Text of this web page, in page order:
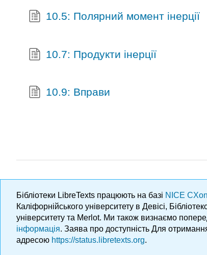
10.5: Полярний момент інерції
10.7: Продукти інерції
10.9: Вправи
Бібліотеки LibreTexts працюють на базі NICE
Каліфорнійського університету в Девісі,
університету та Merlot. Ми також визнаємо
інформація. Заява про доступність Для
адресою https://status.libretexts.org.